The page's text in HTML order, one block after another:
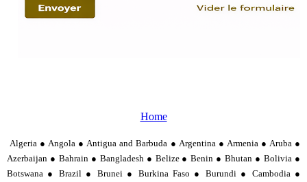
Home
Algeria ● Angola ● Antigua and Barbuda ● Argentina ● Armenia ● Aruba ●
Azerbaijan ● Bahrain ● Bangladesh ● Belize ● Benin ● Bhutan ● Bolivia ●
Botswana ● Brazil ● Brunei ● Burkina Faso ● Burundi ● Cambodia ●